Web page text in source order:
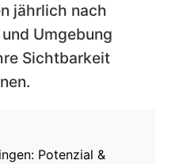
jährlich nach
Umgebung
Sichtbarkeit
Potenzial &